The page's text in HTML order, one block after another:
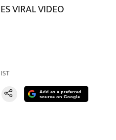
VIRAL VIDEO
IST
Add as a preferred
source on Google